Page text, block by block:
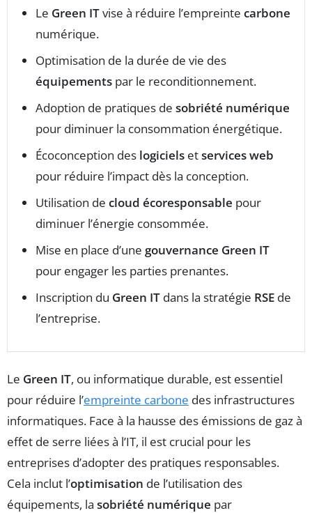
Le Green ITvise à réduire l’empreinte carbone
numérique.
Optimisation de la durée de vie des
équipements par le reconditionnement.
Adoption de pratiques de sobriété numérique
pour diminuer la consommation énergétique.
Écoconception des logiciels etservices web
pour réduire l’impact dès la conception.
Utilisation de cloud écoresponsable pour
diminuer l’énergie consommée.
Mise en place d’une gouvernance Green IT
pour engager les parties prenantes.
Inscription du Green IT dans la stratégie RSE de
l’entreprise.
Le Green IT, ou informatique durable, est essentiel
pour réduire l’empreinte carbone des infrastructures
informatiques. Face à la hausse des émissions de gaz à
effet de serre liées à l’IT, il est crucial pour les
entreprises d’adopter des pratiques responsables.
Cela inclut l’optimisation de l’utilisation des
équipements, la sobriété numérique par